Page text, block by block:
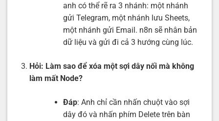
anh có thể rẽ ra 3 nhánh: một nhánh
gửi Telegram, một nhánh lưu Sheets,
một nhánh gửi Email. n8n sẽ nhân bản
dữ liệu và gửi đi cả 3 hướng cùng lúc.
Hỏi: Làm sao để xóa một sợi dây nối mà không
làm mất Node?
Đáp: Anh chỉ cần nhấn chuột vào sợi
dây đó và nhấn phím Delete trên bàn